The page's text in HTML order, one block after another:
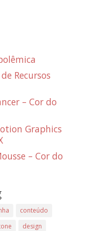
Recursos
– Cor do
Graphics
– Cor do
conteúdo
design